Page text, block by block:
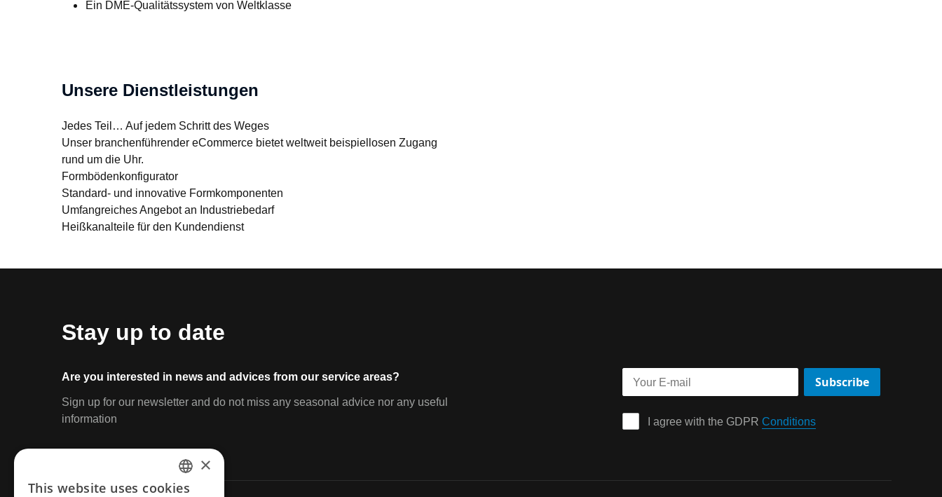
Ein DME-Qualitätssystem von Weltklasse
Unsere Dienstleistungen
Jedes Teil… Auf jedem Schritt des Weges
Unser branchenführender eCommerce bietet weltweit beispiellosen Zugang
rund um die Uhr.
Formbödenkonfigurator
Standard- und innovative Formkomponenten
Umfangreiches Angebot an Industriebedarf
Heißkanalteile für den Kundendienst
Stay up to date
Are you interested in news and advices from our service areas?
Sign up for our newsletter and do not miss any seasonal advice nor any useful
information
Subscribe
I agree with the GDPR Conditions
ENGLISH
×
This website uses cookies